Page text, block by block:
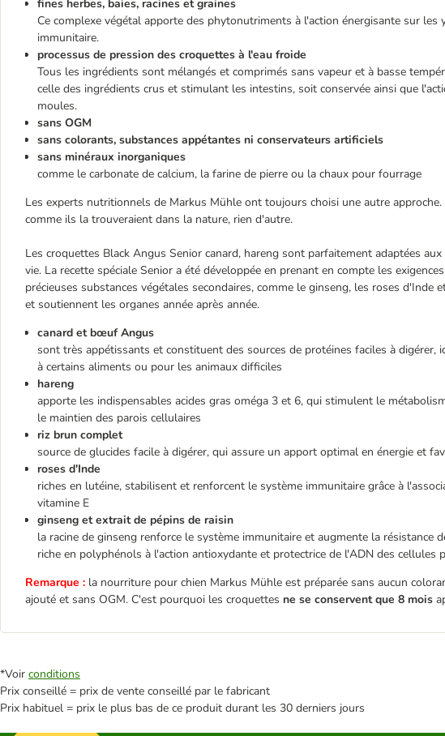
fines herbes, baies, racines et graines
Ce complexe végétal apporte des phytonutriments à l'action énergisante sur
immunitaire.
processus de pression des croquettes à l'eau froide
Tous les ingrédients sont mélangés et comprimés sans vapeur et à basse
celle des ingrédients crus et stimulant les intestins, soit conservée ainsi que
moules.
sans OGM
sans colorants, substances appétantes ni conservateurs artificiels
sans minéraux inorganiques
comme le carbonate de calcium, la farine de pierre ou la chaux pour fourrage
Les experts nutritionnels de Markus Mühle ont toujours choisi une autre
comme ils la trouveraient dans la nature, rien d'autre.
Les croquettes Black Angus Senior canard, hareng sont parfaitement adaptées
vie. La recette spéciale Senior a été développée en prenant en compte les
précieuses substances végétales secondaires, comme le ginseng, les roses
et soutiennent les organes année après année.
canard et bœuf Angus
sont très appétissants et constituent des sources de protéines faciles à
à certains aliments ou pour les animaux difficiles
hareng
apporte les indispensables acides gras oméga 3 et 6, qui stimulent le
le maintien des parois cellulaires
riz brun complet
source de glucides facile à digérer, qui assure un apport optimal en énergie et
roses d'Inde
riches en lutéine, stabilisent et renforcent le système immunitaire grâce à
vitamine E
ginseng et extrait de pépins de raisin
la racine de ginseng renforce le système immunitaire et augmente la résistance
riche en polyphénols à l'action antioxydante et protectrice de l'ADN des
Remarque : la nourriture pour chien Markus Mühle est préparée sans aucun
ajouté et sans OGM. C'est pourquoi les croquettes ne se conservent que 8 mois
*Voir conditions
Prix conseillé = prix de vente conseillé par le fabricant
Prix habituel = prix le plus bas de ce produit durant les 30 derniers jours